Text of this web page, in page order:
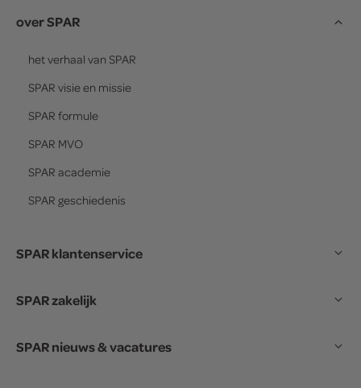
over SPAR
het verhaal van SPAR
SPAR visie en missie
SPAR formule
SPAR MVO
SPAR academie
SPAR geschiedenis
SPAR klantenservice
SPAR zakelijk
SPAR nieuws & vacatures